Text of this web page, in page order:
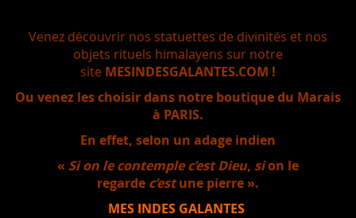
Venez découvrir nos statuettes de divinités et nos
objets rituels himalayens sur notre
site MESINDESGALANTES.COM !
Ou venez les choisir dans notre boutique du Marais
à PARIS.
En effet, selon un adage indien
« Si on le contemple c’est Dieu, sion le
regarde c’estune pierre ».
MES INDES GALANTES